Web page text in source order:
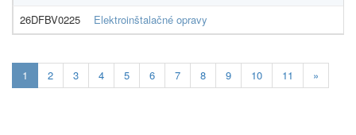
26DFBV0225
Elektroinštalačné opravy
1 Aktuálna
stránka
2 3 4 5 6 7 8 9 10 11 »